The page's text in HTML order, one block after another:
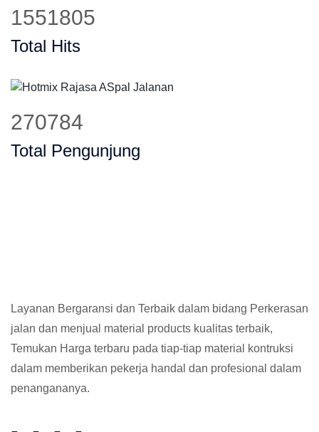
1879734
Total Hits
331439
Total Pengunjung
Layanan Bergaransi dan Terbaik dalam bidang Perkerasan
jalan dan menjual material products kualitas terbaik,
Temukan Harga terbaru pada tiap-tiap material kontruksi
dalam memberikan pekerja handal dan profesional dalam
penangananya.